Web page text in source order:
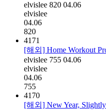
elvislee 820 04.06
elvislee
04.06
820
4171
[해외] Home Workout
elvislee 755 04.06
elvislee
04.06
755
4170
[해외] New Year,